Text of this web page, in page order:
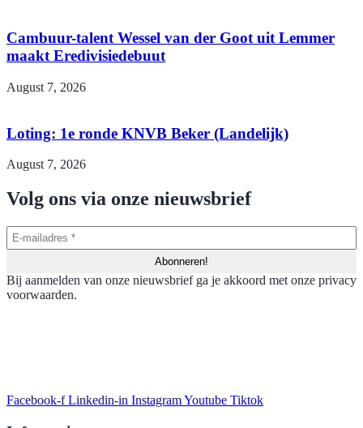
Cambuur-talent Wessel van der Goot uit Lemmer
maakt Eredivisiedebuut
August 7, 2026
Loting: 1e ronde KNVB Beker (Landelijk)
August 7, 2026
Volg ons via onze nieuwsbrief
Bij aanmelden van onze nieuwsbrief ga je akkoord met onze privacy
voorwaarden.
Facebook-f Linkedin-in InstagramYoutube Tiktok